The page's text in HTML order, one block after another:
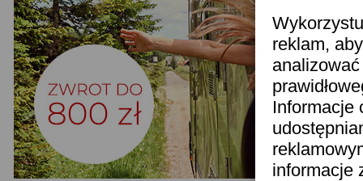
reklam,
Informacje
informacje